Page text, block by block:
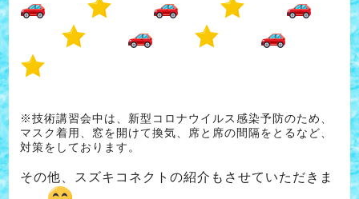
※技術講習会中は、新型コロナウイルス感染予防のため、
マスク着用、窓を開けて換気、席と席の間隔をとるなど、
対策をしております。
その他、スズキコネクトの紹介もさせていただきま